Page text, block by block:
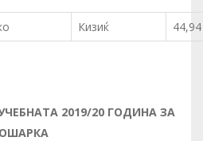
Кизиќ 44,94
2019/20 ГОДИНА ЗА